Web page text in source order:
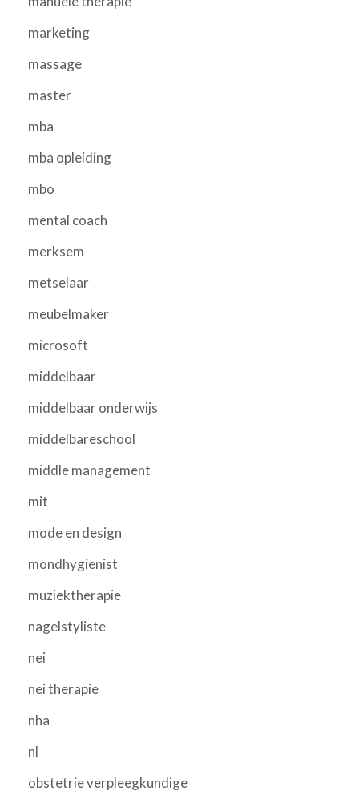
marketing
massage
master
mba
mba opleiding
mbo
mental coach
merksem
metselaar
meubelmaker
microsoft
middelbaar
middelbaar onderwijs
middelbareschool
middle management
mit
mode en design
mondhygienist
muziektherapie
nagelstyliste
nei
nei therapie
nha
nl
obstetrie verpleegkundige